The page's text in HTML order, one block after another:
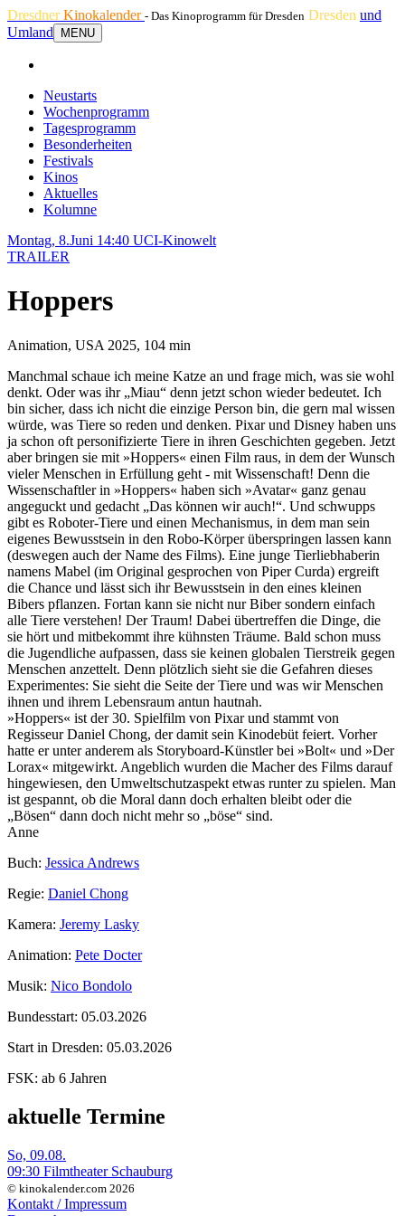
DresdnerKinokalender - Das Kinoprogramm für Dresden Dresden und
Umland
MENU
Neustarts
Wochenprogramm
Tagesprogramm
Besonderheiten
Festivals
Kinos
Aktuelles
Kolumne
Montag, 8.Juni 14:40 UCI-Kinowelt
TRAILER
Hoppers
Animation, USA 2025, 104 min
Manchmal schaue ich meine Katze an und frage mich, was sie wohl
denkt. Oder was ihr „Miau“ denn jetzt schon wieder bedeutet. Ich
bin sicher, dass ich nicht die einzige Person bin, die gern mal wissen
würde, was Tiere so reden und denken. Pixar und Disney haben uns
ja schon oft personifizierte Tiere in ihren Geschichten gegeben. Jetzt
aber bringen sie mit »Hoppers« einen Film raus, in dem der Wunsch
vieler Menschen in Erfüllung geht - mit Wissenschaft! Denn die
Wissenschaftler in »Hoppers« haben sich »Avatar« ganz genau
angeguckt und gedacht „Das können wir auch!“. Und schwupps
gibt es Roboter-Tiere und einen Mechanismus, in dem man sein
eigenes Bewusstsein in den Robo-Körper überspringen lassen kann
(deswegen auch der Name des Films). Eine junge Tierliebhaberin
namens Mabel (im Original gesprochen von Piper Curda) ergreift
die Chance und lässt sich ihr Bewusstsein in den eines kleinen
Bibers pflanzen. Fortan kann sie nicht nur Biber sondern einfach
alle Tiere verstehen! Der Traum! Dabei übertreffen die Dinge, die
sie hört und mitbekommt ihre kühnsten Träume. Bald schon muss
die Jugendliche aufpassen, dass sie keinen globalen Tierstreik gegen
Menschen anzettelt. Denn plötzlich sieht sie die Gefahren dieses
Experimentes: Sie sieht die Seite der Tiere und was wir Menschen
ihnen und ihrem Lebensraum antun hautnah.
»Hoppers« ist der 30. Spielfilm von Pixar und stammt von
Regisseur Daniel Chong, der damit sein Kinodebüt feiert. Vorher
hatte er unter anderem als Storyboard-Künstler bei »Bolt« und »Der
Lorax« mitgewirkt. Angeblich wurden die Macher des Films darauf
hingewiesen, den Umweltschutzaspekt etwas runter zu spielen. Man
ist gespannt, ob die Moral dann doch erhalten bleibt oder die
„Bösen“ dann doch nicht mehr so „böse“ sind.
Anne
Buch: Jessica Andrews
Regie: Daniel Chong
Kamera: Jeremy Lasky
Animation: Pete Docter
Musik: Nico Bondolo
Bundesstart: 05.03.2026
Start in Dresden: 05.03.2026
FSK: ab 6 Jahren
aktuelle Termine
So, 09.08.
09:30 Filmtheater Schauburg
© kinokalender.com 2026
Kontakt / Impressum